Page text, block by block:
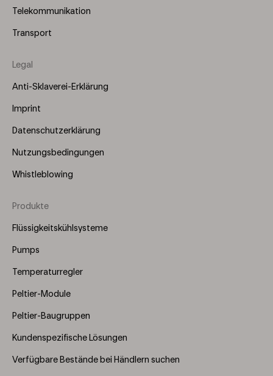
Telekommunikation
Transport
Legal
Anti-Sklaverei-Erklärung
Imprint
Datenschutzerklärung
Nutzungsbedingungen
Whistleblowing
Footer
Menu
Produkte
Flüssigkeitskühlsysteme
Pumps
Temperaturregler
Peltier-Module
Peltier-Baugruppen
Kundenspezifische Lösungen
Verfügbare Bestände bei Händlern suchen